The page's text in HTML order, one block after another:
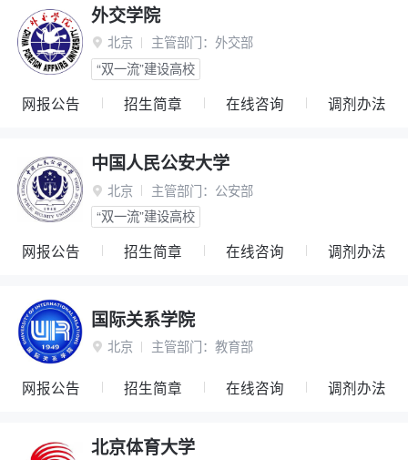
外交学院
 北京 主管部门： 外交部
“双一流”建设高校
网报公告 招生简章 在线咨询 调剂办法
中国人民公安大学
 北京 主管部门： 公安部
“双一流”建设高校
网报公告 招生简章 在线咨询 调剂办法
国际关系学院
 北京 主管部门： 教育部
网报公告 招生简章 在线咨询 调剂办法
北京体育大学